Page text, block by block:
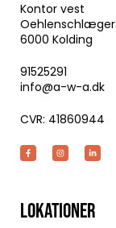
Kontor vest
6000 Kolding
91525291
info@a-w-a.dk
CVR: 41860944
LOKATIONER